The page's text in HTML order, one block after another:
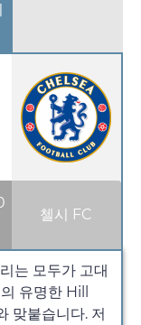
첼시 FC
는 모두가 고대
유명한 Hill
맞붙습니다. 저